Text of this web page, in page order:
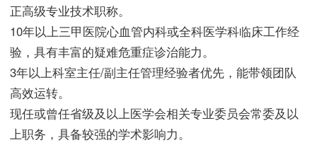
正高级专业技术职称。
10年以上三甲医院心血管内科或全科医学科临床工作经
验，具有丰富的疑难危重症诊治能力。
3年以上科室主任/副主任管理经验者优先，能带领团队
高效运转。
现任或曾任省级及以上医学会相关专业委员会常委及以
上职务，具备较强的学术影响力。